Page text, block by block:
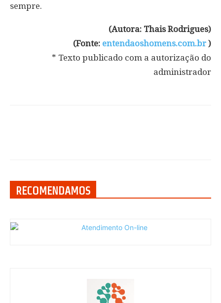
sempre.
(Autora: Thais Rodrigues)
(Fonte: entendaoshomens.com.br )
* Texto publicado com a autorização do
administrador
RECOMENDAMOS